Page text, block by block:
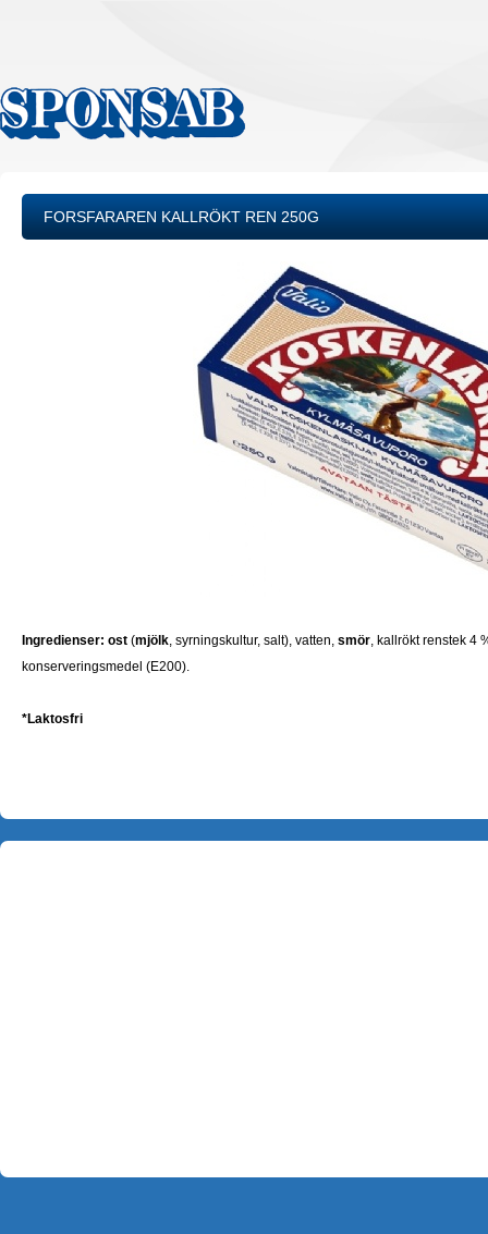
FORSFARAREN KALLRÖKT REN 250G
Ingredienser: ost (mjölk, syrningskultur, salt), vatten, smör, kallrökt renstek 4
konserveringsmedel (E200).
*Laktosfri